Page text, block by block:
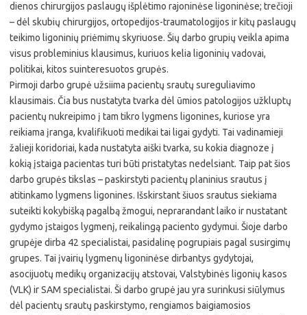
dienos chirurgijos paslaugų išplėtimo rajoninėse ligoninėse; trečioji
– dėl skubių chirurgijos, ortopedijos-traumatologijos ir kitų paslaugų
teikimo ligoninių priėmimų skyriuose. Šių darbo grupių veikla apima
visus probleminius klausimus, kuriuos kelia ligoninių vadovai,
politikai, kitos suinteresuotos grupės.
Pirmoji darbo grupė užsiima pacientų srautų sureguliavimo
klausimais. Čia bus nustatyta tvarka dėl ūmios patologijos užkluptų
pacientų nukreipimo į tam tikro lygmens ligonines, kuriose yra
reikiama įranga, kvalifikuoti medikai tai ligai gydyti. Tai vadinamieji
žalieji koridoriai, kada nustatyta aiški tvarka, su kokia diagnoze į
kokią įstaiga pacientas turi būti pristatytas nedelsiant. Taip pat šios
darbo grupės tikslas – paskirstyti pacientų planinius srautus į
atitinkamo lygmens ligonines. Išskirstant šiuos srautus siekiama
suteikti kokybišką pagalbą žmogui, neprarandant laiko ir nustatant
gydymo įstaigos lygmenį, reikalingą paciento gydymui. Šioje darbo
grupėje dirba 42 specialistai, pasidalinę pogrupiais pagal susirgimų
grupes. Tai įvairių lygmenų ligoninėse dirbantys gydytojai,
asocijuotų medikų organizacijų atstovai, Valstybinės ligonių kasos
(VLK) ir SAM specialistai. Ši darbo grupė jau yra surinkusi siūlymus
dėl pacientų srautų paskirstymo, rengiamos baigiamosios